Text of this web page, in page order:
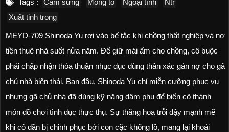
Tags : Cắm sừng Mông to Ngoại tình
Ntr
Xuất tinh trong
MEYD-709 Shinoda Yu rơi vào bế tắc khi chồng thất nghiệp và nợ
tiền thuê nhà suốt nửa năm. Để giữ mái ấm cho chồng, cô buộc
phải chấp nhận thỏa thuận nhục dục dùng thân xác gán nợ cho gã
chủ nhà biến thái. Ban đầu, Shinoda Yu chỉ miễn cưỡng phục vụ
nhưng gã chủ nhà đã dùng kỹ năng dâm phụ để biến cô thành
món đồ chơi tình dục thực thụ. Sự thăng hoa trỗi dậy mạnh mẽ
khi cô dần bị chinh phục bởi con cặc khổng lồ, mang lại khoái